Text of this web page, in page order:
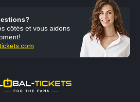
côtés et vous aidons